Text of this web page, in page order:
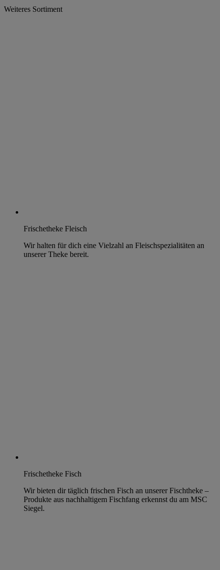
Weiteres Sortiment
Frischetheke Fleisch
Wir halten für dich eine Vielzahl an Fleischspezialitäten an
unserer Theke bereit.
Frischetheke Fisch
Wir bieten dir täglich frischen Fisch an unserer Fischtheke –
Produkte aus nachhaltigem Fischfang erkennst du am MSC
Siegel.